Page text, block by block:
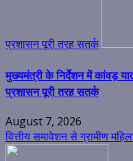
प्रशासन पूरी तरह सतर्क
मुख्यमंत्री के निर्देशन में कांवड़
प्रशासन पूरी तरह सतर्क
August 7, 2026
वित्तीय समावेशन से ग्रामीण